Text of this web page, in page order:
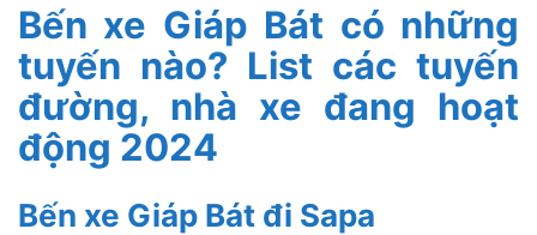
Bến xe Giáp Bát có những
tuyến nào? List các tuyến
đường, nhà xe đang hoạt
động 2024
Bến xe Giáp Bát đi Sapa